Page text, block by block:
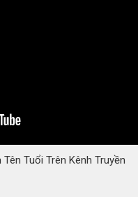
Tuổi Trên Kênh Truyền